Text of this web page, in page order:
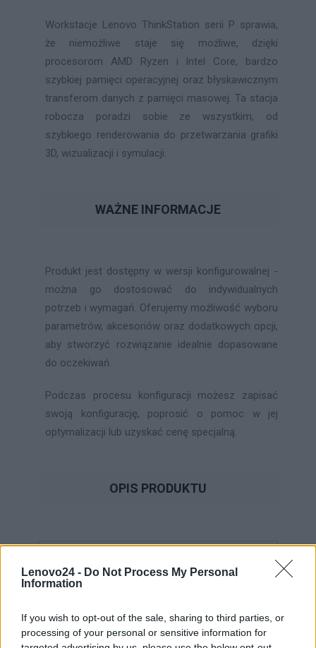
Lenovo24 - Do Not Process My Personal
Information
If you wish to opt-out of the sale, sharing to third parties, or
processing of your personal or sensitive information for
Workstacje Lenovo ThinkStation serii P sprawia,
że niemożliwe staje się możliwe, dzięki
procesorom AMD Ryzen i Intel Core, bardzo
szybkiej pamięci operacyjnej oraz błyskawicznym
transferom danych z pamięci masowej. Ta stacja
robocza poradzi sobie ze wszystkim, od
szybkiego renderowania do przetwarzania grafiki
3D, wizualizacji i symulacji.
WAŻNE INFORMACJE
Produkt jest dostępny w wersji konfigurowalnej -
można go dostosować do indywidualnych
potrzeb i wymagań. Oferujemy możliwość wyboru
parametrów, akcesoriów oraz dodatkowych opcji,
aby stworzyć rozwiązanie idealnie dopasowane
do oczekiwań.
Podczas procesu konfiguracji możesz zapisać
swoją konfigurację, poprosić o pomoc w jej
optymalizacji lub uzyskać cenę specjalną.
OPIS PRODUKTU